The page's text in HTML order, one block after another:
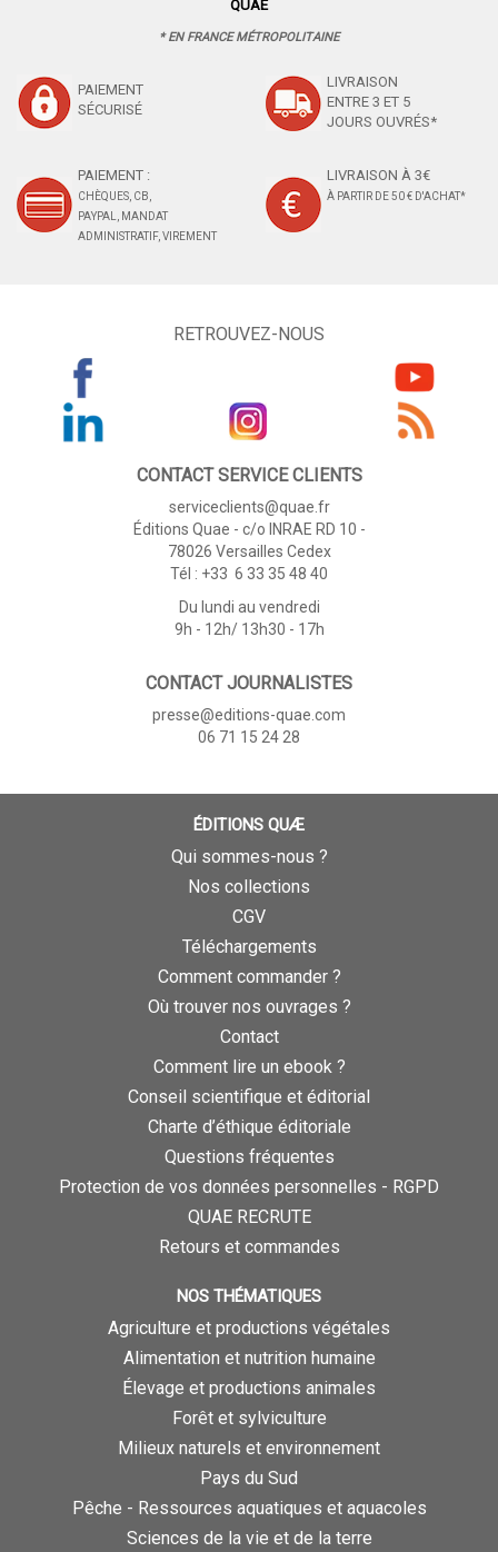
QUAE
* EN FRANCE MÉTROPOLITAINE
PAIEMENT
SÉCURISÉ
LIVRAISON
ENTRE 3 ET 5
JOURS OUVRÉS*
PAIEMENT :
CHÈQUES, CB,
PAYPAL, MANDAT
ADMINISTRATIF, VIREMENT
LIVRAISON À 3€
À PARTIR DE 50 € D'ACHAT*
RETROUVEZ-NOUS
CONTACT SERVICE CLIENTS
serviceclients@quae.fr
Éditions Quae - c/o INRAE RD 10 -
78026 Versailles Cedex
Tél : +33 6 33 35 48 40
Du lundi au vendredi
9h - 12h/ 13h30 - 17h
CONTACT JOURNALISTES
presse@editions-quae.com
06 71 15 24 28
ÉDITIONS QUÆ
Qui sommes-nous ?
Nos collections
CGV
Téléchargements
Comment commander ?
Où trouver nos ouvrages ?
Contact
Comment lire un ebook ?
Conseil scientifique et éditorial
Charte d’éthique éditoriale
Questions fréquentes
Protection de vos données personnelles - RGPD
QUAE RECRUTE
Retours et commandes
NOS THÉMATIQUES
Agriculture et productions végétales
Alimentation et nutrition humaine
Élevage et productions animales
Forêt et sylviculture
Milieux naturels et environnement
Pays du Sud
Pêche - Ressources aquatiques et aquacoles
Sciences de la vie et de la terre